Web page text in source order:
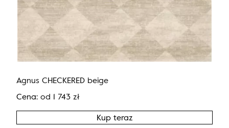
Agnus CHECKERED beige
Cena: od 1 743 zł
Kup teraz